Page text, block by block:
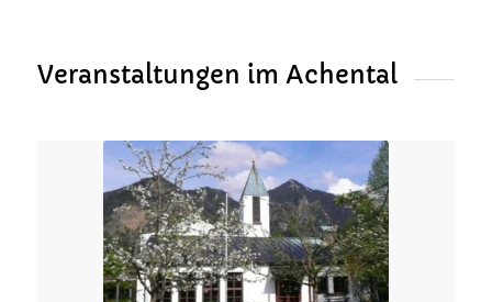
Veranstaltungen im Achental